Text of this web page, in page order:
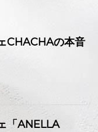
CHACHAの本音
「ANELLA